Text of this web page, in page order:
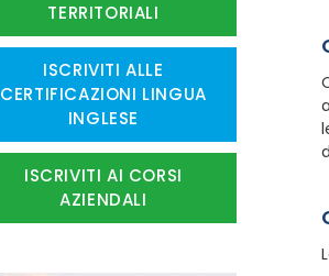
TERRITORIALI
ISCRIVITI ALLE
CERTIFICAZIONI LINGUA
INGLESE
ISCRIVITI AI CORSI
AZIENDALI